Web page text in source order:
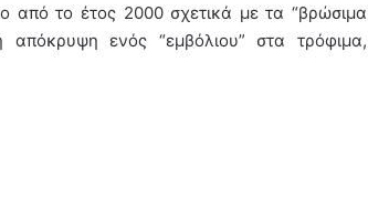
από το έτος 2000 σχετικά με τα “βρώσιμα
ενός “εμβόλιου” στα τρόφιμα,